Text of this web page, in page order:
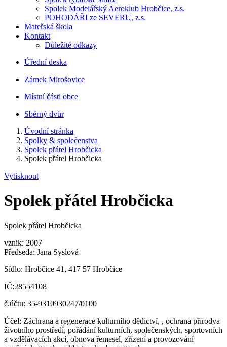
Spolek Modelářský Aeroklub Hrobčice, z.s.
POHODÁŘI ze SEVERU, z.s.
Mateřská škola
Kontakt
Důležité odkazy
Úřední deska
Zámek Mirošovice
Místní části obce
Sběrný dvůr
Úvodní stránka
Spolky & společenstva
Spolek přátel Hrobčicka
Spolek přátel Hrobčicka
Vytisknout
Spolek přátel Hrobčicka
Spolek přátel Hrobčicka
vznik: 2007
Předseda: Jana Syslová
Sídlo: Hrobčice 41, 417 57 Hrobčice
IČ:28554108
č.účtu: 35-9310930247/0100
Účel: Záchrana a regenerace kulturního dědictví, , ochrana přírodya
životního prostředí, pořádání kulturních, společenských, sportovních
a vzdělávacích akcí, obnova řemesel, zřízení a provozování